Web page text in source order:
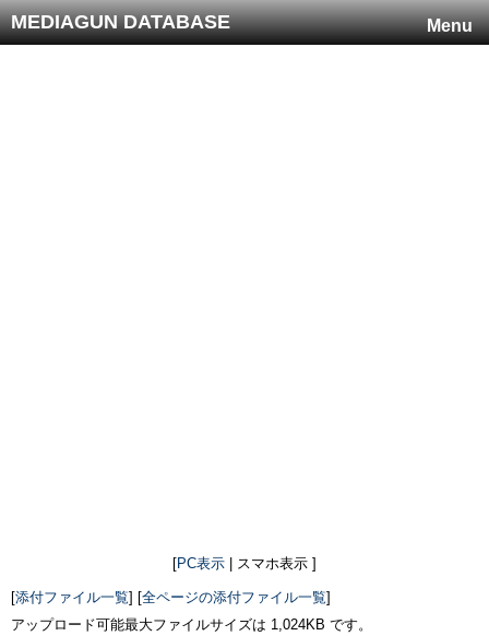
Menu
MEDIAGUN DATABASE
[PC表示 | スマホ表示 ]
[添付ファイル一覧] [全ページの添付ファイル一覧]
アップロード可能最大ファイルサイズは 1,024KB です。